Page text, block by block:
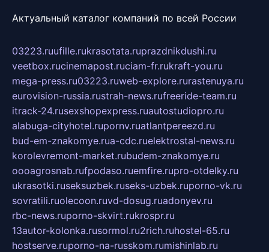
Актуальный каталог компаний по всей России
03223.ruufille.rukrasotata.ruprazdnikdushi.ru
veetbox.rucinemapost.ruciam-fr.rukraft-you.ru
mega-press.ru03223.ruweb-explore.rurastenuya.ru
eurovision-russia.rustrah-news.rufreeride-team.ru
itrack-24.rusexshopexpress.ruautostudiopro.ru
alabuga-cityhotel.rupornv.ruatlantpereezd.ru
bud-em-znakomye.rua-cdc.ruelektrostal-news.ru
korolevremont-market.rubudem-znakomye.ru
oooagrosnab.rufpodaso.ruemfire.rupro-otdelky.ru
ukrasotki.ruseksuzbek.ruseks-uzbek.ruporno-vk.ru
sovratili.ruolecoon.ruvd-dosug.ruadonyev.ru
rbc-news.ruporno-skvirt.rukrospr.ru
13autor-kolonka.rusormol.ru2rich.ruhostel-65.ru
hostserve.ruporno-na-russkom.rumishinlab.ru